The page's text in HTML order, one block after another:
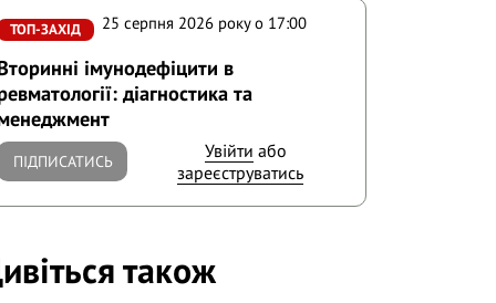
ТОП-ЗАХІД 25 серпня 2026 року o 17:00
імунодефіцити в
діагностика та
ПІДПИСАТИСЬ Увійти або
зареєструватись
також